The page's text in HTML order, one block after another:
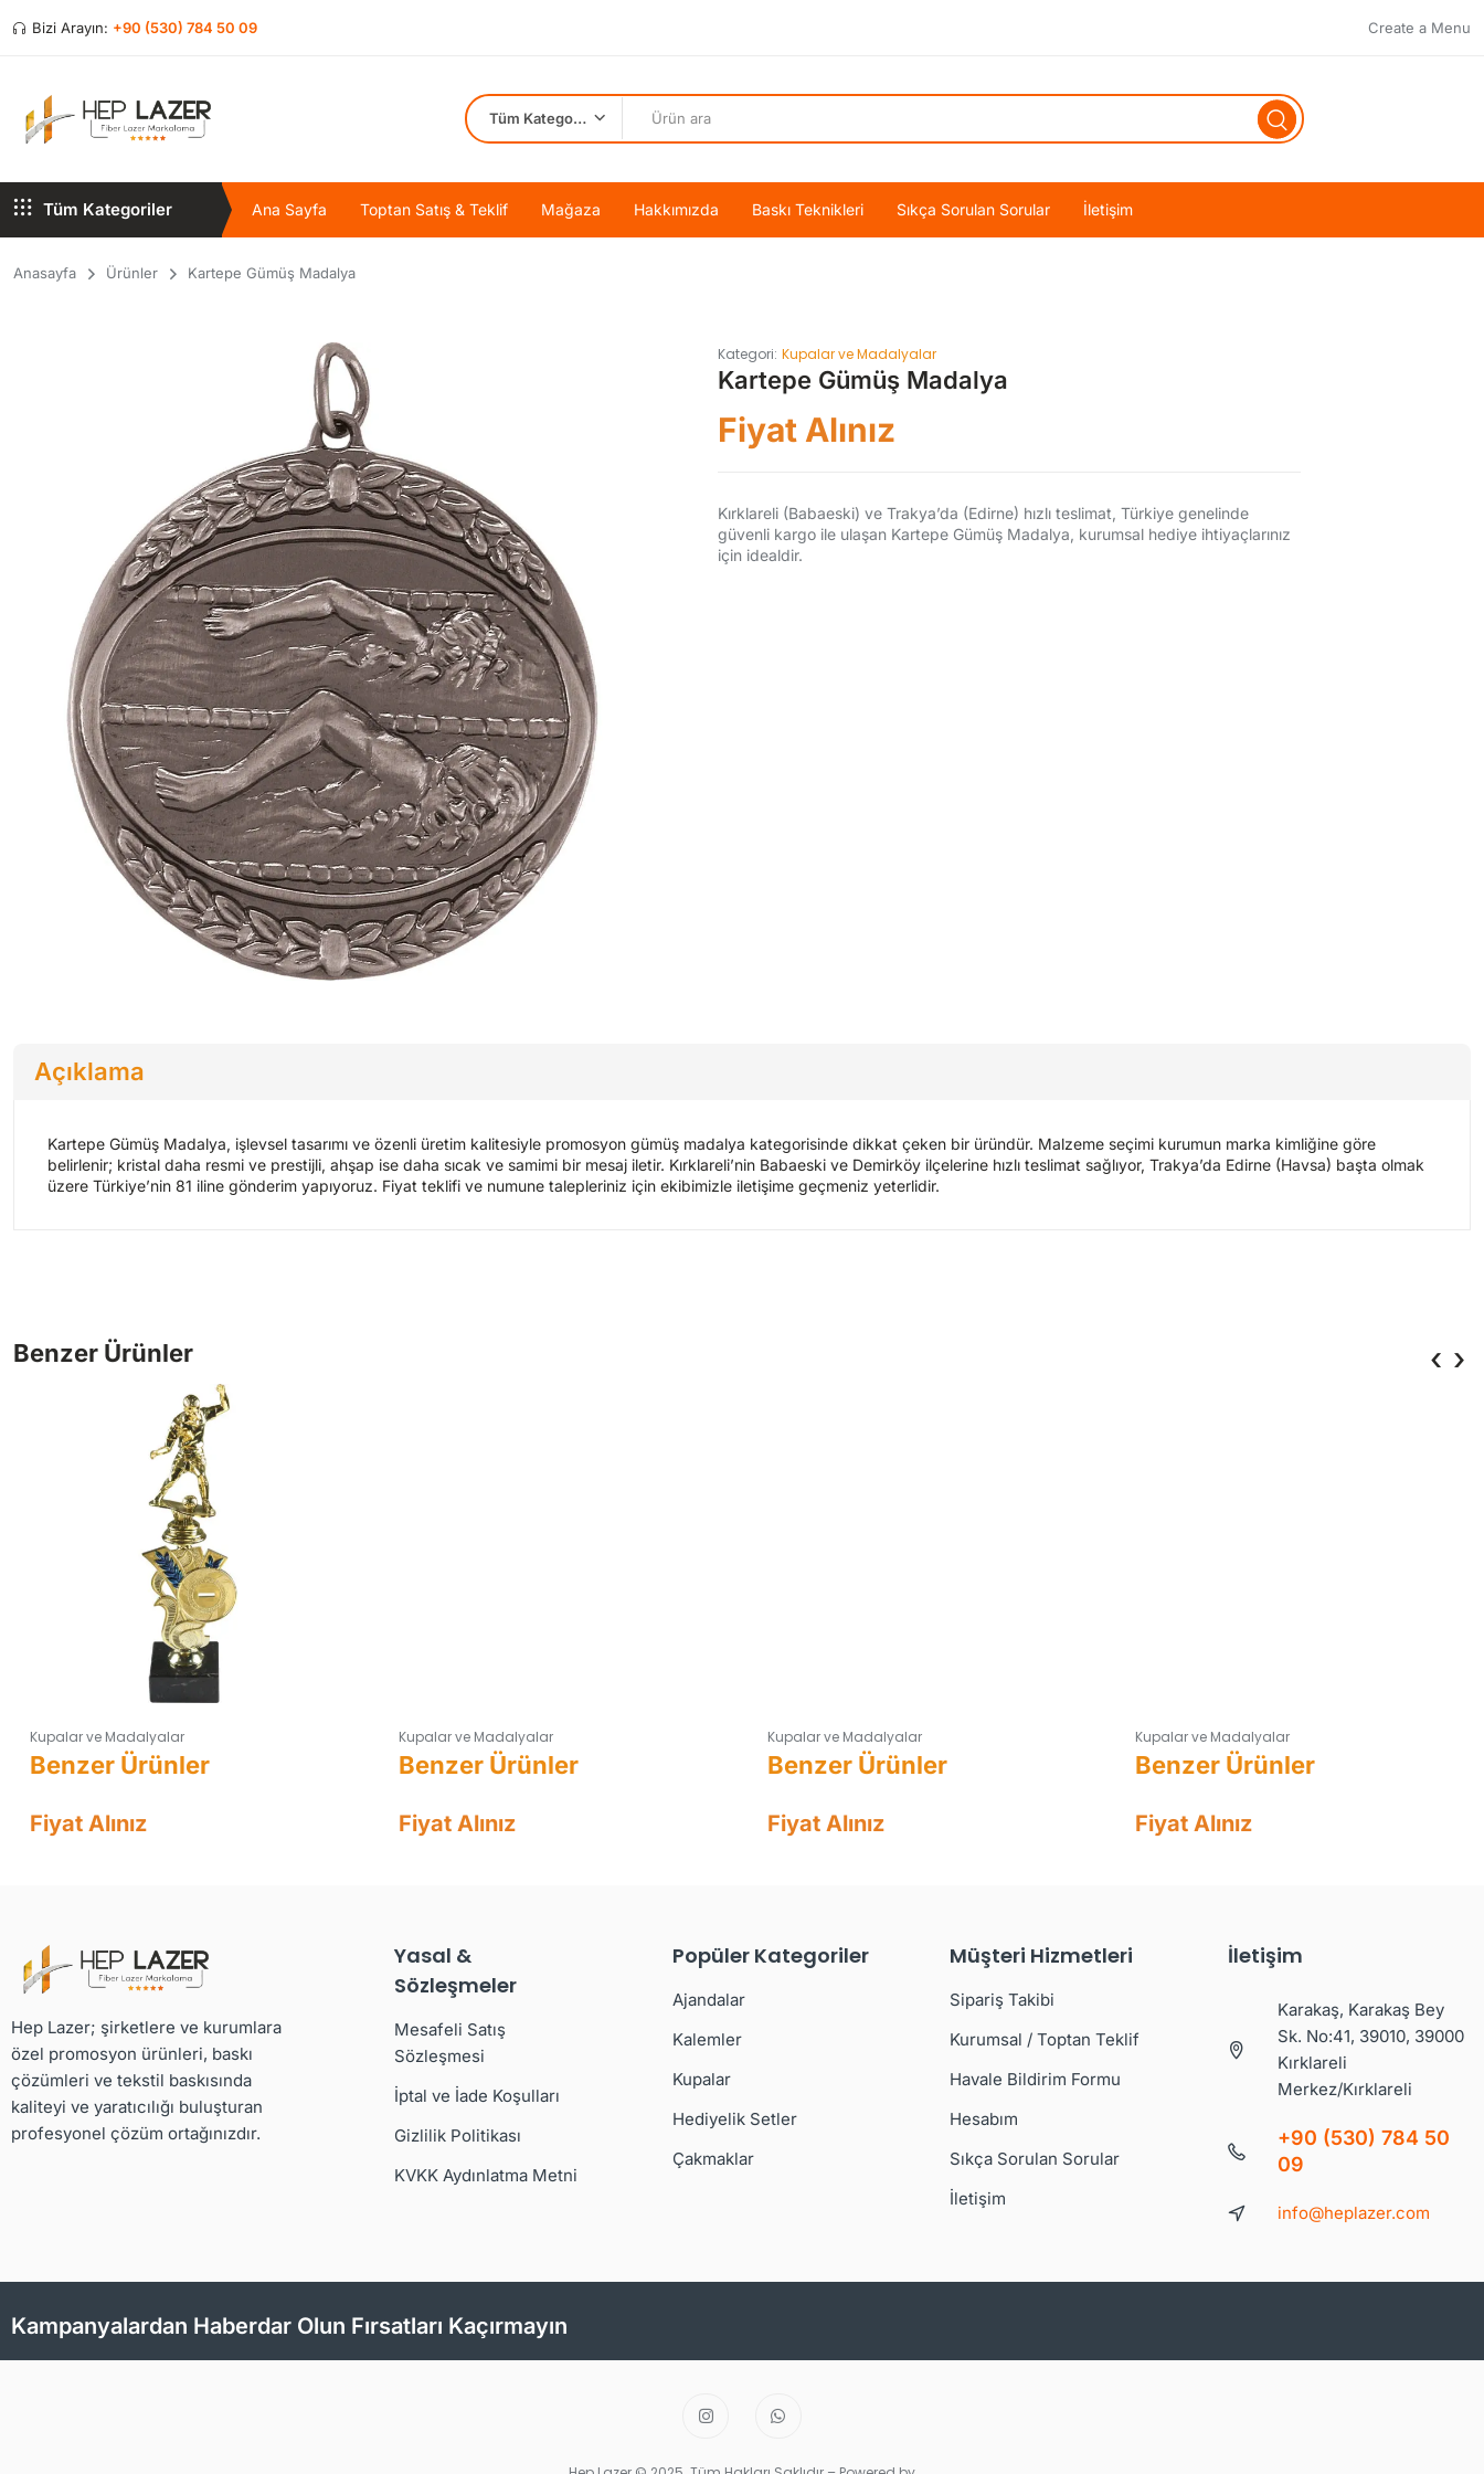
Bizi Arayın: +90 (530) 784 50 09 Create a Menu
Tüm Kategoriler
Tüm Kategoriler Ana Sayfa Toptan Satış & Teklif Mağaza Hakkımızda Baskı Teknikleri Sıkça Sorulan Sorular İletişim
Anasayfa Ürünler Kartepe Gümüş Madalya
Kategori: Kupalar ve Madalyalar
Kartepe Gümüş Madalya
Fiyat Alınız
Kırklareli (Babaeski) ve Trakya’da (Edirne) hızlı teslimat, Türkiye genelinde
güvenli kargo ile ulaşan Kartepe Gümüş Madalya, kurumsal hediye ihtiyaçlarınız
için idealdir.
Açıklama
Kartepe Gümüş Madalya, işlevsel tasarımı ve özenli üretim kalitesiyle promosyon gümüş madalya kategorisinde dikkat çeken bir üründür. Malzeme seçimi kurumun marka kimliğine göre
belirlenir; kristal daha resmi ve prestijli, ahşap ise daha sıcak ve samimi bir mesaj iletir. Kırklareli’nin Babaeski ve Demirköy ilçelerine hızlı teslimat sağlıyor, Trakya’da Edirne (Havsa) başta olmak
üzere Türkiye’nin 81 iline gönderim yapıyoruz. Fiyat teklifi ve numune talepleriniz için ekibimizle iletişime geçmeniz yeterlidir.
Kupalar ve Madalyalar
Fiyat Alınız
Kupalar ve Madalyalar
Fiyat Alınız
Kupalar ve Madalyalar
Fiyat Alınız
Kupalar ve Madalyalar
Fiyat Alınız
‹ ›
Hep Lazer; şirketlere ve kurumlara
özel promosyon ürünleri, baskı
çözümleri ve tekstil baskısında
kaliteyi ve yaratıcılığı buluşturan
profesyonel çözüm ortağınızdır.
Yasal &
Sözleşmeler
Mesafeli Satış
Sözleşmesi
İptal ve İade Koşulları
Gizlilik Politikası
KVKK Aydınlatma Metni
Popüler Kategoriler
Ajandalar
Kalemler
Kupalar
Hediyelik Setler
Çakmaklar
Müşteri Hizmetleri
Sipariş Takibi
Kurumsal / Toptan Teklif
Havale Bildirim Formu
Hesabım
Sıkça Sorulan Sorular
İletişim
İletişim
Karakaş, Karakaş Bey
Sk. No:41, 39010, 39000
Kırklareli
Merkez/Kırklareli
+90 (530) 784 50
09
info@heplazer.com
Kampanyalardan Haberdar Olun Fırsatları Kaçırmayın